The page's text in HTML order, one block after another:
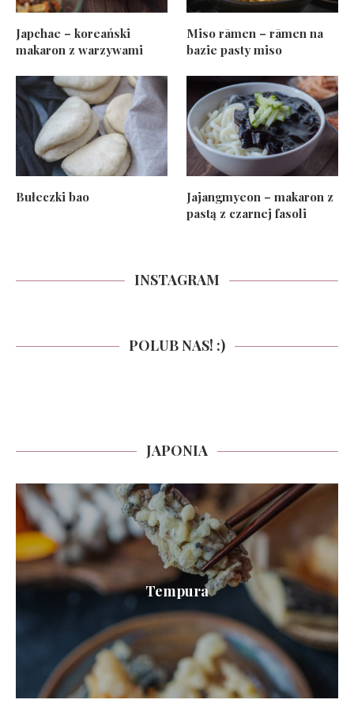
Japchae – koreański
makaron z warzywami
Miso rāmen – rāmen na
bazie pasty miso
Bułeczki bao
Jajangmyeon – makaron z
pastą z czarnej fasoli
INSTAGRAM
POLUB NAS! :)
JAPONIA
Tempura